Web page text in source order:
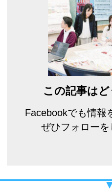
この記事は
Facebookでも情報
ぜひフォローを